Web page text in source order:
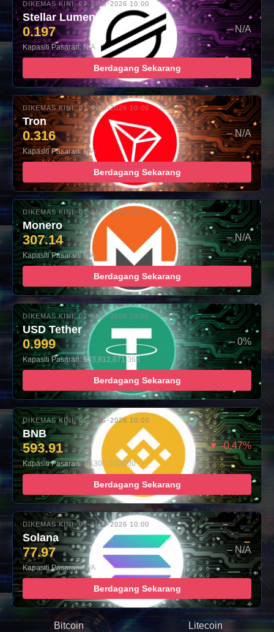
DIKEMAS KINI: 07-AUG-2026 10:00
Stellar Lumens
0.197 – N/A
Kapasiti Pasaran: N/A
Berdagang Sekarang
DIKEMAS KINI: 07-AUG-2026 10:00
Tron
0.316 – N/A
Kapasiti Pasaran: N/A
Berdagang Sekarang
DIKEMAS KINI: 07-AUG-2026 10:00
Monero
307.14 – N/A
Kapasiti Pasaran: N/A
Berdagang Sekarang
DIKEMAS KINI: 07-AUG-2026 10:00
USD Tether
0.999 – 0%
Kapasiti Pasaran: 183,812,671,363
Berdagang Sekarang
DIKEMAS KINI: 06-AUG-2026 10:00
BNB
593.91 ▼ -0.47%
Kapasiti Pasaran: 79,300,000,000
Berdagang Sekarang
DIKEMAS KINI: 07-AUG-2026 10:00
Solana
77.97 – N/A
Kapasiti Pasaran: N/A
Berdagang Sekarang
Bitcoin
Litecoin